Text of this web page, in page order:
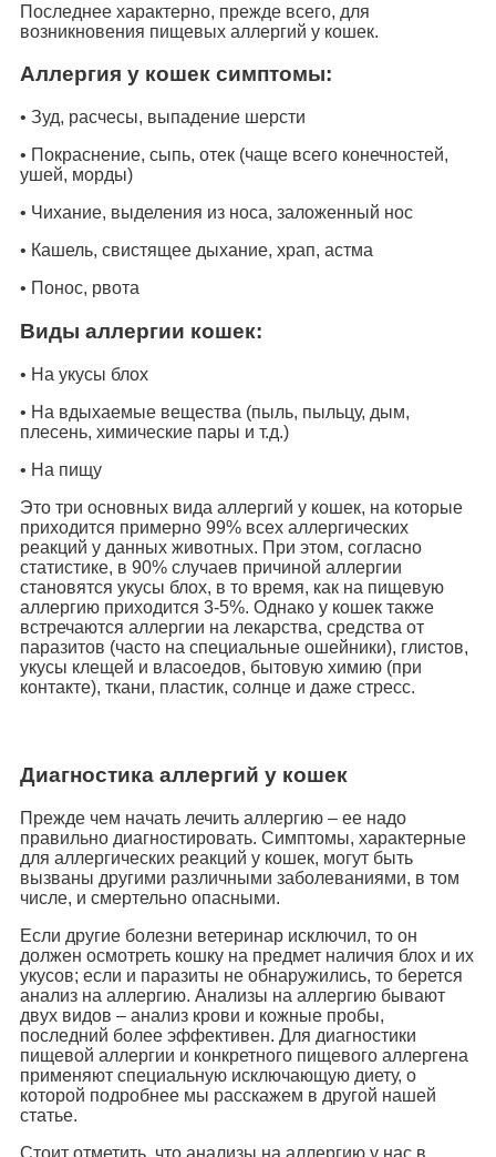
Последнее характерно, прежде всего, для
возникновения пищевых аллергий у кошек.
Аллергия у кошек симптомы:
• Зуд, расчесы, выпадение шерсти
• Покраснение, сыпь, отек (чаще всего конечностей,
ушей, морды)
• Чихание, выделения из носа, заложенный нос
• Кашель, свистящее дыхание, храп, астма
• Понос, рвота
Виды аллергии кошек:
• На укусы блох
• На вдыхаемые вещества (пыль, пыльцу, дым,
плесень, химические пары и т.д.)
• На пищу
Это три основных вида аллергий у кошек, на которые
приходится примерно 99% всех аллергических
реакций у данных животных. При этом, согласно
статистике, в 90% случаев причиной аллергии
становятся укусы блох, в то время, как на пищевую
аллергию приходится 3-5%. Однако у кошек также
встречаются аллергии на лекарства, средства от
паразитов (часто на специальные ошейники), глистов,
укусы клещей и власоедов, бытовую химию (при
контакте), ткани, пластик, солнце и даже стресс.
Диагностика аллергий у кошек
Прежде чем начать лечить аллергию – ее надо
правильно диагностировать. Симптомы, характерные
для аллергических реакций у кошек, могут быть
вызваны другими различными заболеваниями, в том
числе, и смертельно опасными.
Если другие болезни ветеринар исключил, то он
должен осмотреть кошку на предмет наличия блох и их
укусов; если и паразиты не обнаружились, то берется
анализ на аллергию. Анализы на аллергию бывают
двух видов – анализ крови и кожные пробы,
последний более эффективен. Для диагностики
пищевой аллергии и конкретного пищевого аллергена
применяют специальную исключающую диету, о
которой подробнее мы расскажем в другой нашей
статье.
Стоит отметить, что анализы на аллергию у нас в